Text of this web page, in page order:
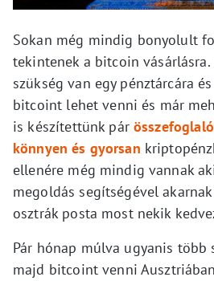
Sokan még mindig bonyolult
tekintenek a bitcoin
szükség van egy pénztárcára
bitcoint lehet venni és már
is készítettünk pár
könnyen és gyorsan
ellenére még mindig vannak
megoldás segítségével
osztrák posta most nekik
Pár hónap múlva ugyanis több
majd bitcoint venni